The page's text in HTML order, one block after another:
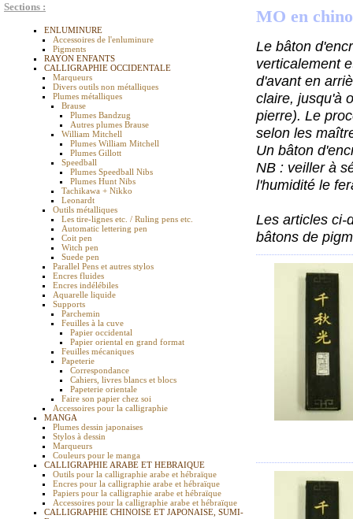
Sections :
ENLUMINURE
Accessoires de l'enluminure
Pigments
RAYON ENFANTS
CALLIGRAPHIE OCCIDENTALE
Marqueurs
Divers outils non métalliques
Plumes métalliques
Brause
Plumes Bandzug
Autres plumes Brause
William Mitchell
Plumes William Mitchell
Plumes Gillott
Speedball
Plumes Speedball Nibs
Plumes Hunt Nibs
Tachikawa + Nikko
Leonardt
Outils métalliques
Les tire-lignes etc. / Ruling pens etc.
Automatic lettering pen
Coit pen
Witch pen
Suede pen
Parallel Pens et autres stylos
Encres fluides
Encres indélébiles
Aquarelle liquide
Supports
Parchemin
Feuilles à la cuve
Papier occidental
Papier oriental en grand format
Feuilles mécaniques
Papeterie
Correspondance
Cahiers, livres blancs et blocs
Papeterie orientale
Faire son papier chez soi
Accessoires pour la calligraphie
MANGA
Plumes dessin japonaises
Stylos à dessin
Marqueurs
Couleurs pour le manga
CALLIGRAPHIE ARABE ET HEBRAIQUE
Outils pour la calligraphie arabe et hébraïque
Encres pour la calligraphie arabe et hébraïque
Papiers pour la calligraphie arabe et hébraïque
Accessoires pour la calligraphie arabe et hébraïque
CALLIGRAPHIE CHINOISE ET JAPONAISE, SUMI-
MO en
Le bâton
verticalement
d'avant en
claire, jusqu'à
pierre). Le
selon les
Un bâton
NB : veiller à
l'humidité le
Les articles ci-
bâtons de